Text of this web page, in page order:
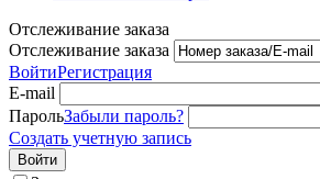
Отслеживание заказа
Отслеживание заказа
ВойтиРегистрация
E-mail
ПарольЗабыли пароль?
Создать учетную запись
Войти